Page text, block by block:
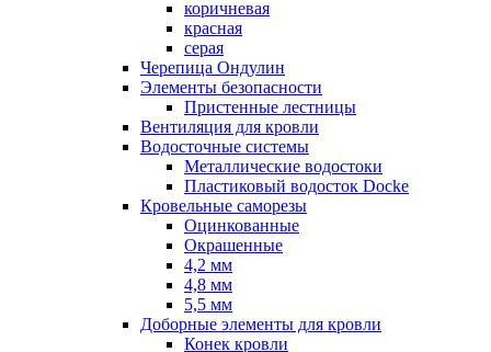
коричневая
красная
серая
Черепица Ондулин
Элементы безопасности
Пристенные лестницы
Вентиляция для кровли
Водосточные системы
Металлические водостоки
Пластиковый водосток Docke
Кровельные саморезы
Оцинкованные
Окрашенные
4,2 мм
4,8 мм
5,5 мм
Доборные элементы для кровли
Конек кровли